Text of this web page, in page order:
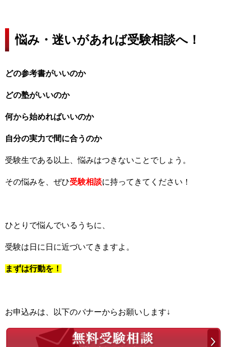
悩み・迷いがあれば受験相談へ！
どの参考書がいいのか
どの塾がいいのか
何から始めればいいのか
自分の実力で間に合うのか
受験生である以上、悩みはつきないことでしょう。
その悩みを、ぜひ受験相談に持ってきてください！
ひとりで悩んでいるうちに、
受験は日に日に近づいてきますよ。
まずは行動を！
お申込みは、以下のバナーからお願いします↓